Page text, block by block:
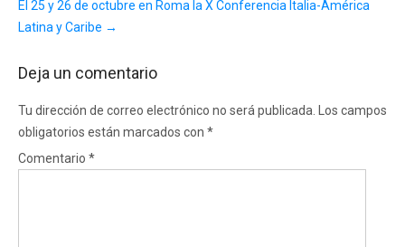
El 25 y 26 de octubre en Roma la X Conferencia Italia-América
Latina y Caribe →
Deja un comentario
Tu dirección de correo electrónico no será publicada.
Los campos
obligatorios están marcados con *
Comentario *